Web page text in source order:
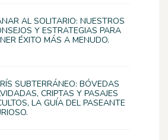
AL SOLITARIO: NUESTROS
Y ESTRATEGIAS PARA
ÉXITO MÁS A MENUDO.
SUBTERRÁNEO: BÓVEDAS
CRIPTAS Y PASAJES
LA GUÍA DEL PASEANTE